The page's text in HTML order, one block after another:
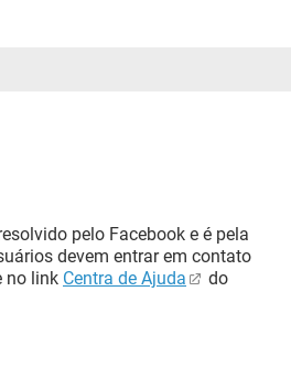
pelo Facebook e é pela
devem entrar em contato
no link Centra de Ajuda
do